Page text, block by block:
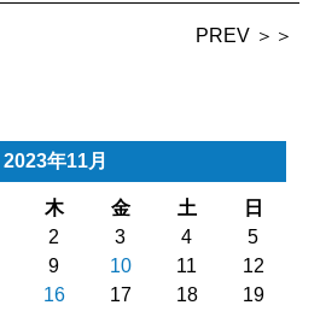
PREV ＞＞
2023年11月
木 金 土 日
2 3 4
5
9 10 11
12
16 17 18
19